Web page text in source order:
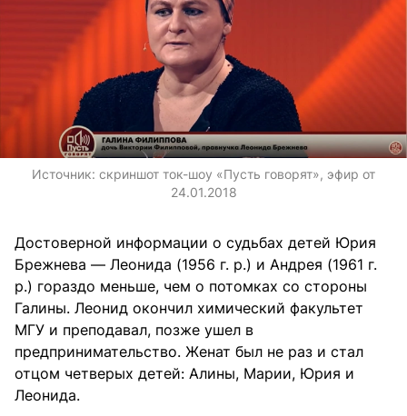
Источник: скриншот ток-шоу «Пусть говорят», эфир от
24.01.2018
Достоверной информации о судьбах детей Юрия
Брежнева — Леонида (1956 г. р.) и Андрея (1961 г.
р.) гораздо меньше, чем о потомках со стороны
Галины. Леонид окончил химический факультет
МГУ и преподавал, позже ушел в
предпринимательство. Женат был не раз и стал
отцом четверых детей: Алины, Марии, Юрия и
Леонида.